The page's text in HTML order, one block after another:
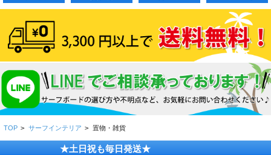
TOP > サーフインテリア > 置物・雑貨
★土日祝も毎日発送★